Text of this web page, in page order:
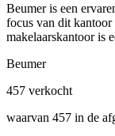
Beumer is een
focus van dit kantoor
makelaarskantoor is
Beumer
457 verkocht
waarvan 457 in de